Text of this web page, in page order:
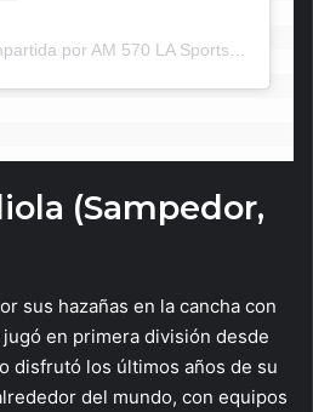
Una publicación compartida por AM 570 LA Sports (@am570lasports)
(Sampedor,
sus hazañas en la cancha con
en primera división desde
disfrutó los últimos años de su
del mundo, con equipos